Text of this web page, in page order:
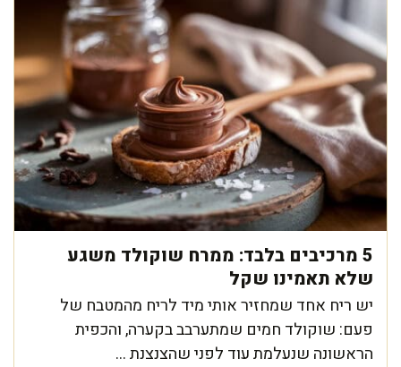
5 מרכיבים בלבד: ממרח שוקולד משגע
שלא תאמינו שקל
יש ריח אחד שמחזיר אותי מיד לריח מהמטבח של
פעם: שוקולד חמים שמתערבב בקערה, והכפית
הראשונה שנעלמת עוד לפני שהצנצנת ...